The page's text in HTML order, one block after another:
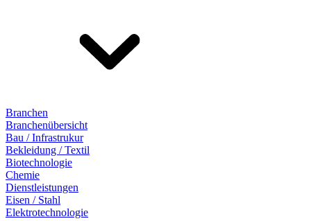
Branchen
Branchenübersicht
Bau / Infrastrukur
Bekleidung / Textil
Biotechnologie
Chemie
Dienstleistungen
Eisen / Stahl
Elektrotechnologie